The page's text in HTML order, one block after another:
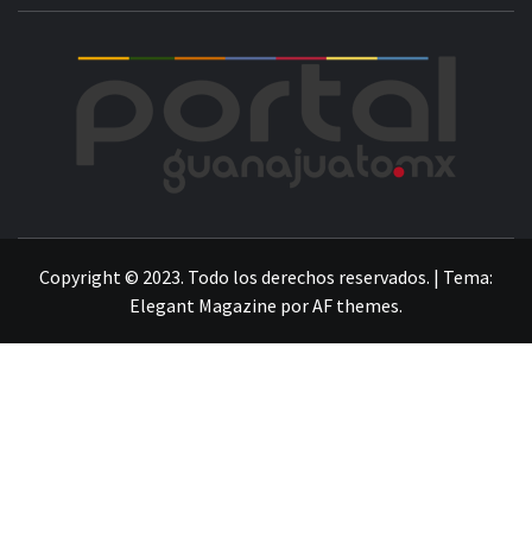
Copyright © 2023. Todo los derechos reservados. | Tema:
Elegant Magazine porAF themes.